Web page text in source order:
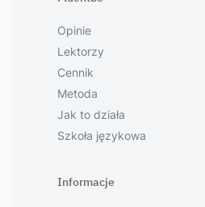
Opinie
Lektorzy
Cennik
Metoda
Jak to działa
Szkoła językowa
Informacje